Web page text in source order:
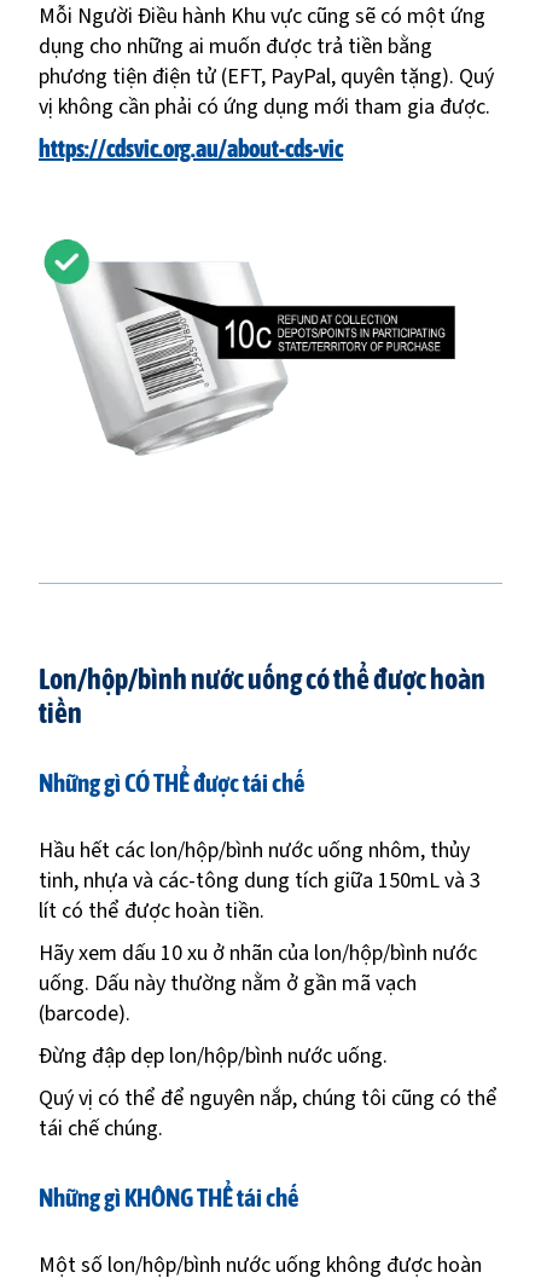
Mỗi Người Điều hành Khu vực cũng sẽ có một ứng
dụng cho những ai muốn được trả tiền bằng
phương tiện điện tử (EFT, PayPal, quyên tặng). Quý
vị không cần phải có ứng dụng mới tham gia được.
https://cdsvic.org.au/about-cds-vic
Lon/hộp/bình nước uống có thể được hoàn
tiền
Những gì CÓ THỂ được tái chế
Hầu hết các lon/hộp/bình nước uống nhôm, thủy
tinh, nhựa và các-tông dung tích giữa 150mL và 3
lít có thể được hoàn tiền.
Hãy xem dấu 10 xu ở nhãn của lon/hộp/bình nước
uống. Dấu này thường nằm ở gần mã vạch
(barcode).
Đừng đập dẹp lon/hộp/bình nước uống.
Quý vị có thể để nguyên nắp, chúng tôi cũng có thể
tái chế chúng.
Những gì KHÔNG THỂ tái chế
Một số lon/hộp/bình nước uống không được hoàn